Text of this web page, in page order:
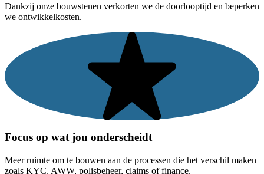
Dankzij onze bouwstenen verkorten we de doorlooptijd en beperken
we ontwikkelkosten.
Focus op wat jou onderscheidt
Meer ruimte om te bouwen aan de processen die het verschil maken
zoals KYC, AWW, polisbeheer, claims of finance.